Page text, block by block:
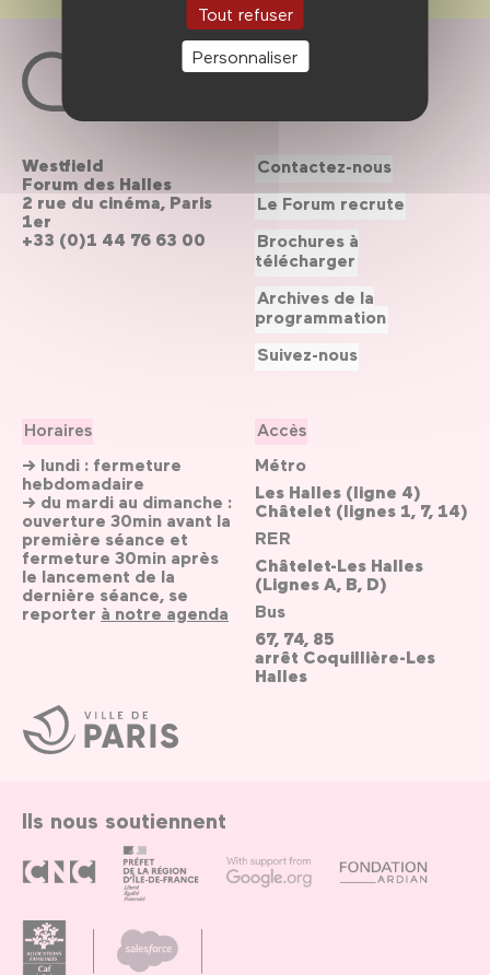
Tout refuser
Personnaliser
Ville
de
Paris
Westfield
Forum des Halles
2 rue du cinéma, Paris
1er
+33 (0)1 44 76 63 00
Horaires
→ lundi : fermeture
hebdomadaire
→ du mardi au dimanche :
ouverture 30min avant la
première séance et
fermeture 30min après
le lancement de la
dernière séance, se
reporter à notre agenda
Accès
Métro
Les Halles (ligne 4)
Châtelet (lignes 1, 7, 14)
RER
Châtelet-Les Halles
(Lignes A, B, D)
Bus
67, 74, 85
arrêt Coquillière-Les
Halles
Contactez-nous
Le Forum recrute
Brochures à
télécharger
Archives de la
programmation
Suivez-nous
Ils nous soutiennent